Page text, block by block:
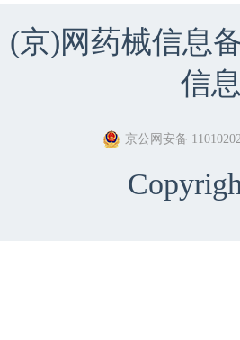
(京)网药械信息
信
京公网安备